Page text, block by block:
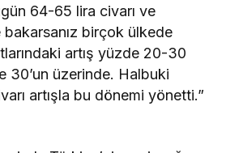
64-65 lira civarı ve
birçok ülkede
artış yüzde 20-30
30’un üzerinde. Halbuki
artışla bu dönemi yönetti.”